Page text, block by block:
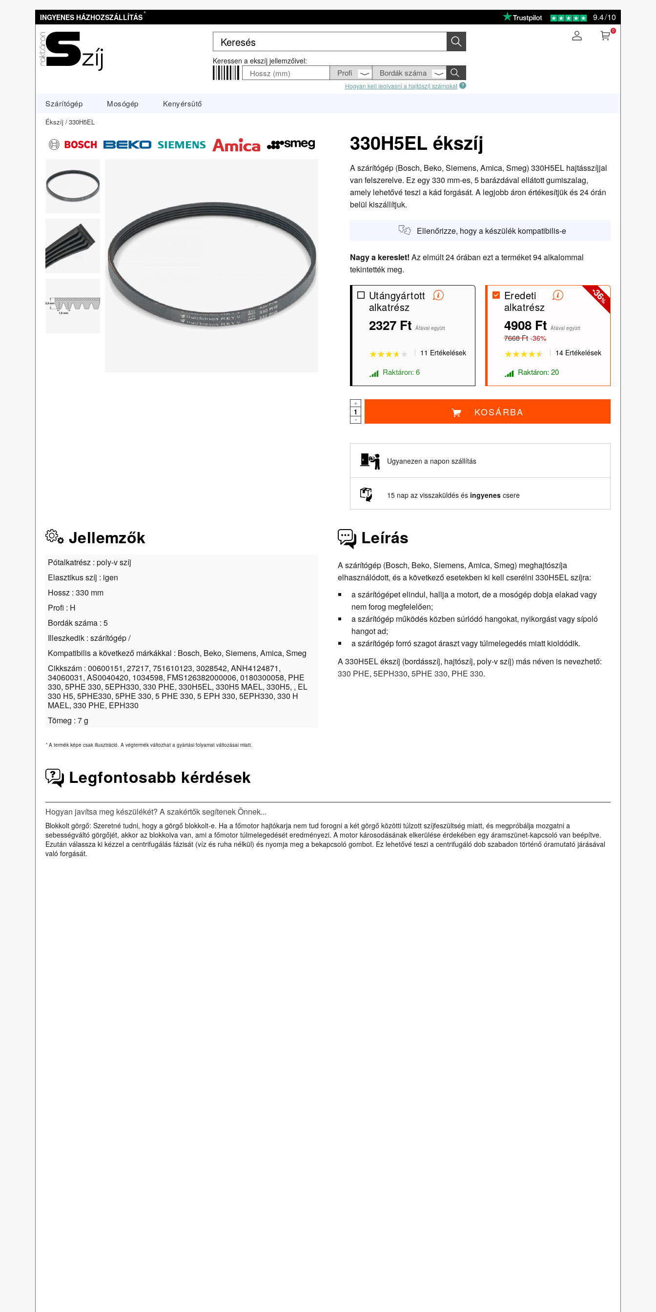
INGYENES HÁZHOZSZÁLLÍTÁS* 9.4/10
Keressen a ekszíj jellemzőivel:
Hogyan kell leolvasni a hajtószíj számokat
0
Szárítógép Mosógép Kenyérsütő
Ékszíj 330H5EL
330H5EL ékszíj
A szárítógép (Bosch, Beko, Siemens, Amica, Smeg) 330H5EL hajtásszíjjal
van felszerelve. Ez egy 330 mm-es, 5 barázdával ellátott gumiszalag,
amely lehetővé teszi a kád forgását. A legjobb áron értékesítjük és 24 órán
belül kiszállítjuk.
Ellenőrizze, hogy a készülék kompatibilis-e
Nagy a kereslet! Az elmúlt 24 órában ezt a terméket 94 alkalommal
tekintették meg.
Utángyártott
alkatrész
2327 Ft Áfával együtt
★★★★★
★★★★★
11 Ertékelések
Raktáron: 6
-36
%
Eredeti
alkatrész
4908 Ft Áfával együtt
7668 Ft -36%
14 Ertékelések
Raktáron: 20
+
-
KOSÁRBA
Ugyanezen a napon szállítás
15 nap az visszaküldés és ingyenes csere
Jellemzők
Pótalkatrész : poly-v szíj
Elasztikus szíj : igen
Hossz : 330 mm
Profi : H
Bordák száma : 5
Illeszkedik : szárítógép /
Kompatibilis a következő márkákkal : Bosch, Beko, Siemens, Amica, Smeg
Cikkszám : 00600151, 27217, 751610123, 3028542, ANH4124871,
34060031, AS0040420, 1034598, FMS126382000006, 0180300058, PHE
330, 5PHE 330, 5EPH330, 330 PHE, 330H5EL, 330H5 MAEL, 330H5, , EL
330 H5, 5PHE330, 5PHE 330, 5 PHE 330, 5 EPH 330, 5EPH330, 330 H
MAEL, 330 PHE, EPH330
Tömeg : 7 g
* A termék képe csak illusztráció. A végtermék változhat a gyártási folyamat változásai miatt.
Leírás
A szárítógép (Bosch, Beko, Siemens, Amica, Smeg) meghajtószíja
elhasználódott, és a következő esetekben ki kell cserélni 330H5EL szíjra:
a szárítógépet elindul, hallja a motort, de a mosógép dobja elakad vagy
nem forog megfelelően;
a szárítógép működés közben súrlódó hangokat, nyikorgást vagy sípoló
hangot ad;
a szárítógép forró szagot áraszt vagy túlmelegedés miatt kioldódik.
A 330H5EL ékszíj (bordásszíj, hajtószíj, poly-v szíj) más néven is nevezhető:
330 PHE, 5EPH330, 5PHE 330, PHE 330.
Legfontosabb kérdések
Hogyan javítsa meg készülékét? A szakértők segítenek Önnek...
Blokkolt görgő: Szeretné tudni, hogy a görgő blokkolt-e. Ha a főmotor hajtókarja nem tud forogni a két görgő közötti túlzott szíjfeszültség miatt, és megpróbálja mozgatni a
sebességváltó görgőjét, akkor az blokkolva van, ami a főmotor túlmelegedését eredményezi. A motor károsodásának elkerülése érdekében egy áramszünet-kapcsoló van beépítve.
Ezután válassza ki kézzel a centrifugálás fázisát (víz és ruha nélkül) és nyomja meg a bekapcsoló gombot. Ez lehetővé teszi a centrifugáló dob szabadon történő óramutató járásával
való forgását.